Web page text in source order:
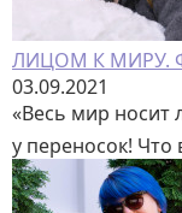
ЛИЦОМ К МИРУ.
03.09.2021
«Весь мир носит
у переносок! Что